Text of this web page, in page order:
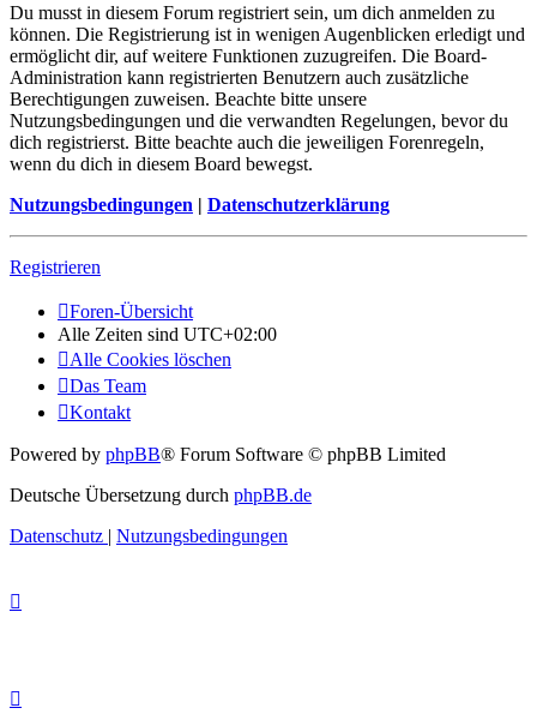
Du musst in diesem Forum registriert sein, um dich anmelden zu
können. Die Registrierung ist in wenigen Augenblicken erledigt und
ermöglicht dir, auf weitere Funktionen zuzugreifen. Die Board-
Administration kann registrierten Benutzern auch zusätzliche
Berechtigungen zuweisen. Beachte bitte unsere
Nutzungsbedingungen und die verwandten Regelungen, bevor du
dich registrierst. Bitte beachte auch die jeweiligen Forenregeln,
wenn du dich in diesem Board bewegst.
Nutzungsbedingungen | Datenschutzerklärung
Registrieren
Foren-Übersicht
Alle Zeiten sind UTC+02:00
Alle Cookies löschen
Das Team
Kontakt
Powered by phpBB® Forum Software © phpBB Limited
Deutsche Übersetzung durch phpBB.de
Datenschutz | Nutzungsbedingungen